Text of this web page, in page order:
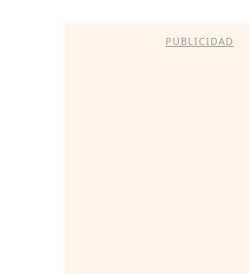
PUBLICIDAD